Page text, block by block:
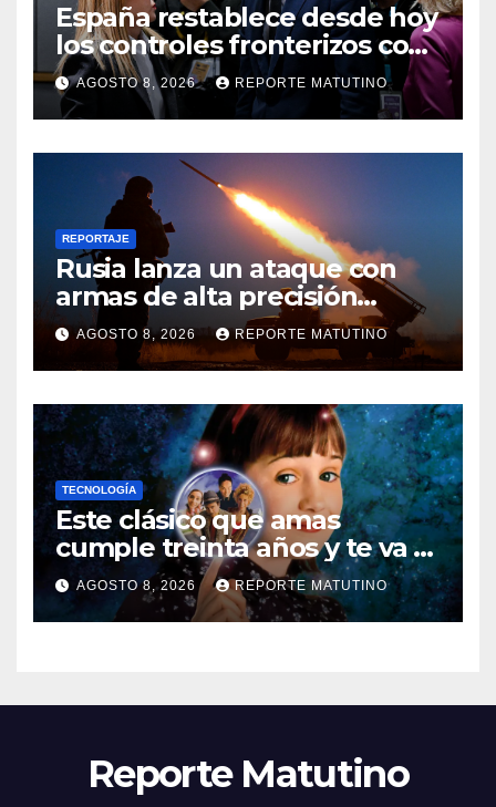
España restablece desde hoy
los controles fronterizos con
Italia tras el rechazo de Roma
a retirar las restricciones
AGOSTO 8, 2026 REPORTE MATUTINO
REPORTAJE
Rusia lanza un ataque con
armas de alta precisión
contra la industria militar en
Kiev
AGOSTO 8, 2026 REPORTE MATUTINO
TECNOLOGÍA
Este clásico que amas
cumple treinta años y te va a
sorprender su enorme
influencia en el cine
AGOSTO 8, 2026 REPORTE MATUTINO
Reporte Matutino